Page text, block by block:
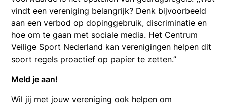
vindt een vereniging belangrijk? Denk bijvoorbeeld
aan een verbod op dopinggebruik, discriminatie en
hoe om te gaan met sociale media. Het Centrum
Veilige Sport Nederland kan verenigingen helpen dit
soort regels proactief op papier te zetten.”
Meld je aan!
Wil jij met jouw vereniging ook helpen om